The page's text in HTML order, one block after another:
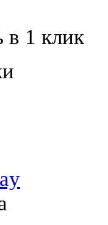
в 1 клик